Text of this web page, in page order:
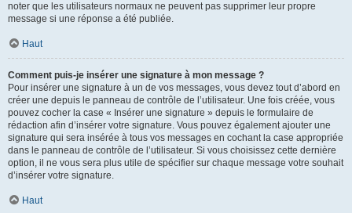
noter que les utilisateurs normaux ne peuvent pas supprimer leur propre
message si une réponse a été publiée.
Haut
Comment puis-je insérer une signature à mon message ?
Pour insérer une signature à un de vos messages, vous devez tout d’abord en
créer une depuis le panneau de contrôle de l’utilisateur. Une fois créée, vous
pouvez cocher la case « Insérer une signature » depuis le formulaire de
rédaction afin d’insérer votre signature. Vous pouvez également ajouter une
signature qui sera insérée à tous vos messages en cochant la case appropriée
dans le panneau de contrôle de l’utilisateur. Si vous choisissez cette dernière
option, il ne vous sera plus utile de spécifier sur chaque message votre souhait
d’insérer votre signature.
Haut